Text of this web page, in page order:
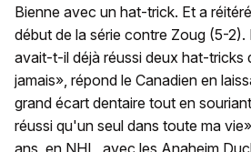
Bienne avec un hat-trick. Et a
début de la série contre Zoug (5-2).
avait-t-il déjà réussi deux hat-tricks
jamais», répond le Canadien en
grand écart dentaire tout en
réussi qu'un seul dans toute ma